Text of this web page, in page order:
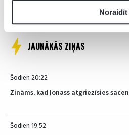
Noraidīt
Pagaidām neviens nav komentējis
JAUNĀKĀS ZIŅAS
Šodien 20:22
Zināms, kad Jonass atgriezīsies
Šodien 19:52